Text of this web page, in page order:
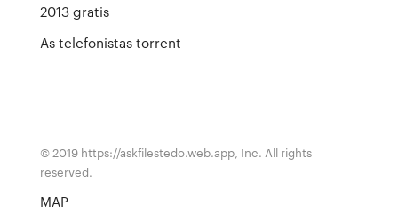
2013 gratis
As telefonistas torrent
© 2019 https://askfilestedo.web.app, Inc. All rights
reserved.
MAP